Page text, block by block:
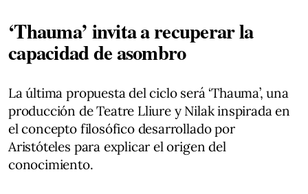
‘Thauma’ invita a recuperar la
capacidad de asombro
La última propuesta del ciclo será ‘Thauma’, una
producción de Teatre Lliure y Nilak inspirada en
el concepto filosófico desarrollado por
Aristóteles para explicar el origen del
conocimiento.